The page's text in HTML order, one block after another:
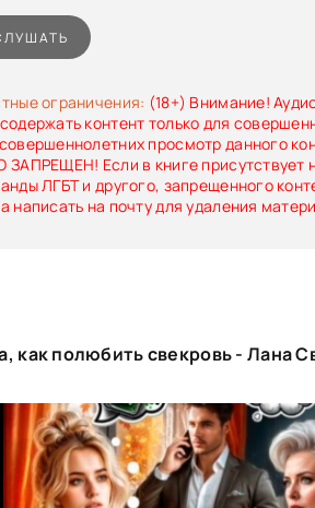
в отель. Я тебя люблю, но ты
Маш? — обращается ко мне муж
это сказала. Ну, что хочу убить твою
челюсть.****ХЭ будет для ВСЕХ ;)18+
лексики и упоминаний
ограничения: (18+) Внимание!
контент только для
просмотр данного
ЗАПРЕЩЕН! Если в книге присутствует
ЛГБТ и другого, запрещенного
написать на почту для удаления
как полюбить свекровь - Лана